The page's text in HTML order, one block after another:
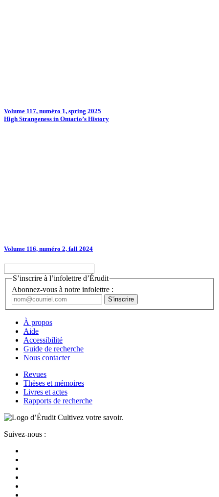
Volume 117, numéro 1, spring 2025
High Strangeness in Ontario’s History
Volume 116, numéro 2, fall 2024
S’inscrire à l’infolettre d’Érudit
Abonnez-vous à notre infolettre :
À propos
Aide
Accessibilité
Guide de recherche
Nous contacter
Revues
Thèses et mémoires
Livres et actes
Rapports de recherche
Cultivez votre savoir.
Suivez-nous :